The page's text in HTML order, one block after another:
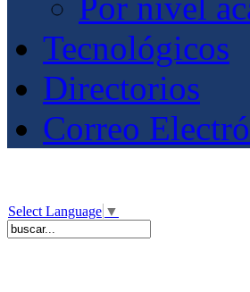
Tecnológicos
Directorios
Correo
Select Language ▼